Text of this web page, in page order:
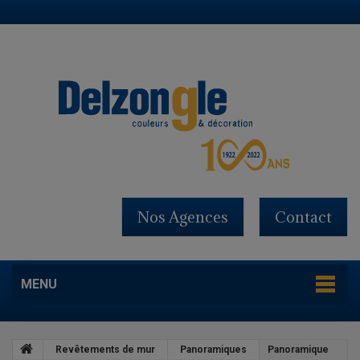
Contact
Nos Agences
MENU
Revêtements de mur Panoramiques
Panoramique